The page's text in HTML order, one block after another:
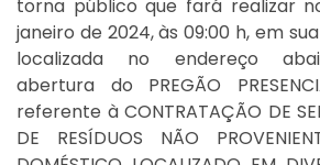
torna público que fará realizar
janeiro de 2024, às 09:00 h, em
localizada no endereço
abertura do PREGÃO
referente à CONTRATAÇÃO DE
DE RESÍDUOS NÃO